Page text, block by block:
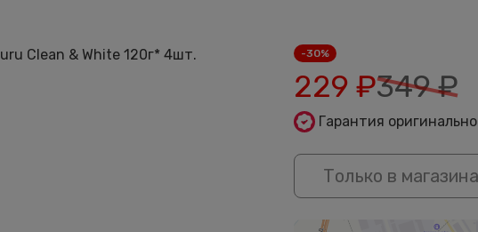
-30%
229 ₽349₽
Гарантия
Только в